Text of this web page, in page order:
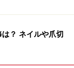
ーティアドバイ
？ ネイルや爪切